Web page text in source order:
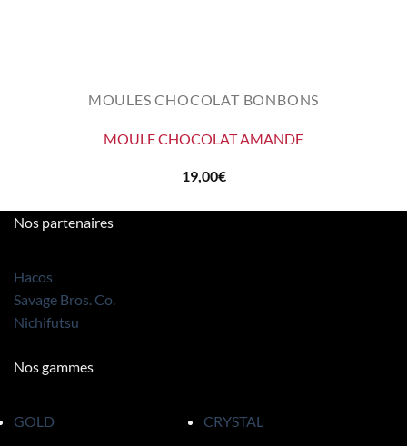
MOULES CHOCOLAT BONBONS
MOULE CHOCOLAT AMANDE
19,00€
Nos partenaires
Hacos
Savage Bros. Co.
Nichifutsu
Nos gammes
GOLD
CRYSTAL